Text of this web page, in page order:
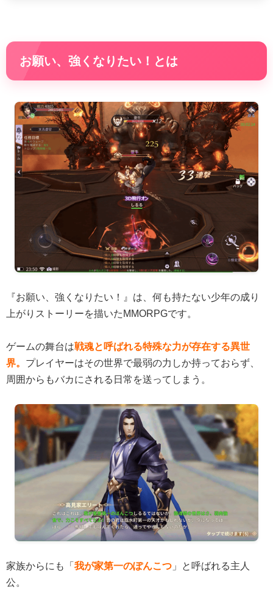
お願い、強くなりたい！とは
『お願い、強くなりたい！』は、何も持たない少年の成り
上がりストーリーを描いたMMORPGです。
ゲームの舞台は戦魂と呼ばれる特殊な力が存在する異世
界。 プレイヤーはその世界で最弱の力しか持っておらず、
周囲からもバカにされる日常を送ってしまう。
家族からにも「 我が家第一のぽんこつ 」と呼ばれる主人
公。